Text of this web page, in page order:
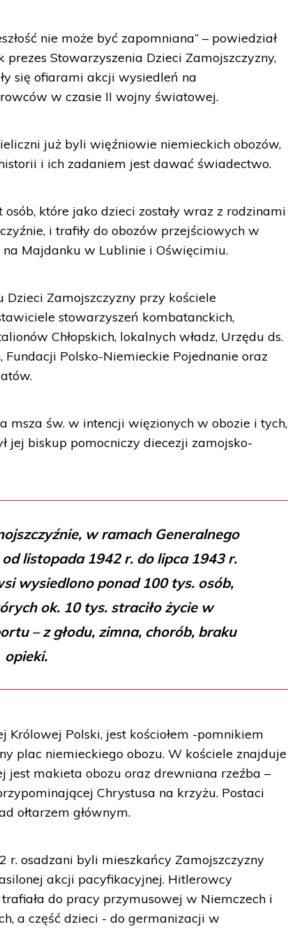
nie może być zapomniana” – powiedział
prezes Stowarzyszenia Dzieci Zamojszczyzny,
się ofiarami akcji wysiedleń na
w czasie II wojny światowej.
już byli więźniowie niemieckich obozów,
i ich zadaniem jest dawać świadectwo.
które jako dzieci zostały wraz z rodzinami
i trafiły do obozów przejściowych w
Majdanku w Lublinie i Oświęcimiu.
Dzieci Zamojszczyzny przy kościele
stowarzyszeń kombatanckich,
Chłopskich, lokalnych władz, Urzędu ds.
Polsko-Niemieckie Pojednanie oraz
msza św. w intencji więzionych w obozie i tych,
jej biskup pomocniczy diecezji zamojsko-
w ramach Generalnego
listopada 1942 r. do lipca 1943 r.
wysiedlono ponad 100 tys. osób,
ok. 10 tys. straciło życie w
– z głodu, zimna, chorób, braku
opieki.
Polski, jest kościołem -pomnikiem
plac niemieckiego obozu. W kościele znajduje
jest makieta obozu oraz drewniana rzeźba –
Chrystusa na krzyżu. Postaci
ołtarzem głównym.
osadzani byli mieszkańcy Zamojszczyzny
akcji pacyfikacyjnej. Hitlerowcy
do pracy przymusowej w Niemczech i
a część dzieci - do germanizacji w